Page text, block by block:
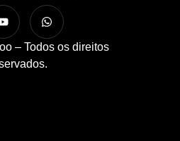
– Todos os direitos